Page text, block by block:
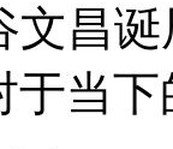
昌诞
于当